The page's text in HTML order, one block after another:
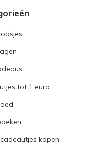
tot 1 euro
kopen